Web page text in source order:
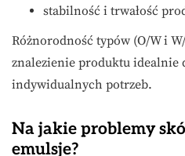
stabilność i trwałość
Różnorodność typów (O/W i
znalezienie produktu idealnie
indywidualnych potrzeb.
Na jakie problemy
emulsje?